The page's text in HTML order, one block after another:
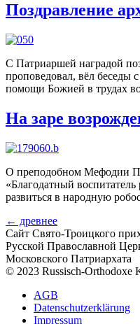
Поздравление
С Патриаршей наградой
проповедовал, вёл беседы
помощи Божией в трудах
На заре
О преподобном Мефодии
«Благодатный
развиться в народную
← древнее
Сайт Свято-Троицкого
Русской Православной
Московского Патриархата
© 2023 Russisch-Orthodoxe
АGB
Datenschutzerklärung
Impressum